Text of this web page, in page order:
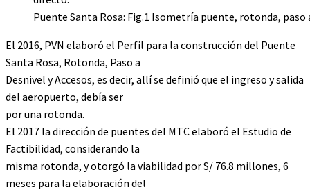
Puente Santa Rosa: Fig.1 Isometría puente, rotonda,
El 2016, PVN elaboró el Perfil para la construcción del Puente
Santa Rosa, Rotonda, Paso a
Desnivel y Accesos, es decir, allí se definió que el ingreso y salida
del aeropuerto, debía ser
por una rotonda.
El 2017 la dirección de puentes del MTC elaboró el Estudio de
Factibilidad, considerando la
misma rotonda, y otorgó la viabilidad por S/ 76.8 millones, 6
meses para la elaboración del